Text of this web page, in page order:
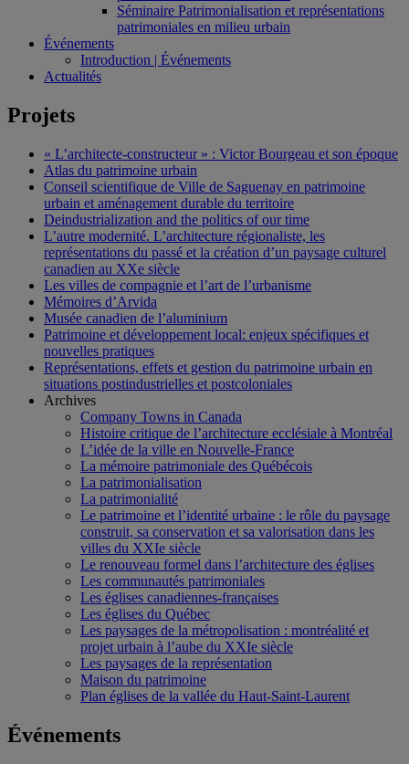
Séminaire Patrimonialisation et représentations
patrimoniales en milieu urbain
Événements
Introduction | Événements
Actualités
Projets
« L’architecte-constructeur » : Victor Bourgeau et son époque
Atlas du patrimoine urbain
Conseil scientifique de Ville de Saguenay en patrimoine
urbain et aménagement durable du territoire
Deindustrialization and the politics of our time
L’autre modernité. L’architecture régionaliste, les
représentations du passé et la création d’un paysage culturel
canadien au XXe siècle
Les villes de compagnie et l’art de l’urbanisme
Mémoires d’Arvida
Musée canadien de l’aluminium
Patrimoine et développement local: enjeux spécifiques et
nouvelles pratiques
Représentations, effets et gestion du patrimoine urbain en
situations postindustrielles et postcoloniales
Archives
Company Towns in Canada
Histoire critique de l’architecture ecclésiale à Montréal
L’idée de la ville en Nouvelle-France
La mémoire patrimoniale des Québécois
La patrimonialisation
La patrimonialité
Le patrimoine et l’identité urbaine : le rôle du paysage
construit, sa conservation et sa valorisation dans les
villes du XXIe siècle
Le renouveau formel dans l’architecture des églises
Les communautés patrimoniales
Les églises canadiennes-françaises
Les églises du Québec
Les paysages de la métropolisation : montréalité et
projet urbain à l’aube du XXIe siècle
Les paysages de la représentation
Maison du patrimoine
Plan églises de la vallée du Haut-Saint-Laurent
Événements